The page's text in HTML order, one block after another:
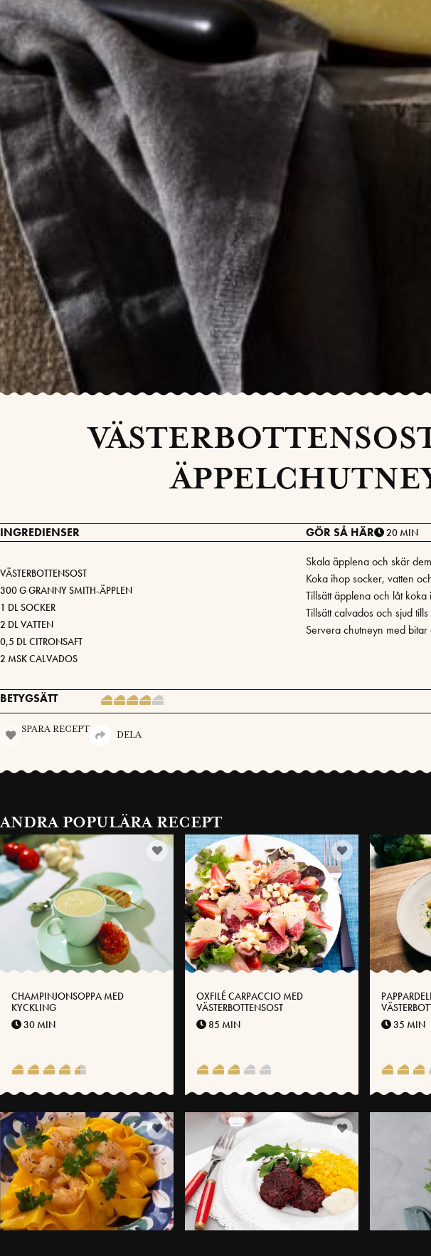
INGREDIENSER
VÄSTERBOTTENSOST
300 G GRANNY SMITH-ÄPPLEN
1 DL SOCKER
2 DL VATTEN
0,5 DL CITRONSAFT
2 MSK CALVADOS
GÖR SÅ HÄR 20 MIN
Skala äpplena och skär
Koka ihop socker, vatten
Tillsätt äpplena och låt koka
Tillsätt calvados och sjud
Servera chutneyn med bitar
BETYGSÄTT
SPARA RECEPT
DELA
ANDRA POPULÄRA RECEPT
CHAMPINJONSOPPA MED
KYCKLING
30 MIN
OXFILÉ CARPACCIO MED
VÄSTERBOTTENSOST
85 MIN
OCH35 MIN